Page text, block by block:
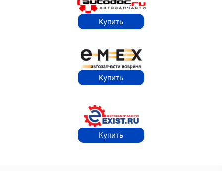
Купить
Купить
Купить